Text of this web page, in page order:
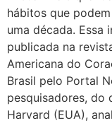
hábitos que
uma década. Essa
publicada na
Americana do
Brasil pelo Portal
pesquisadores, do
Harvard (EUA),